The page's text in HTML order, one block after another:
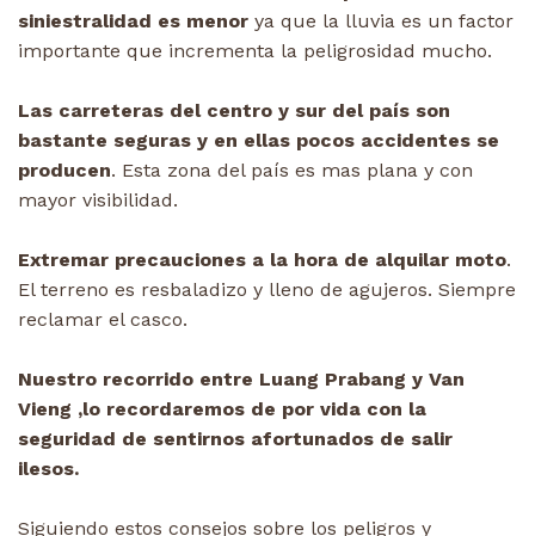
siniestralidad es menor ya que la lluvia es un factor
importante que incrementa la peligrosidad mucho.
Las carreteras del centro y sur del país son
bastante seguras y en ellas pocos accidentes se
producen. Esta zona del país es mas plana y con
mayor visibilidad.
Extremar precauciones a la hora de alquilar moto.
El terreno es resbaladizo y lleno de agujeros. Siempre
reclamar el casco.
Nuestro recorrido entre Luang Prabang y Van
Vieng ,lo recordaremos de por vida con la
seguridad de sentirnos afortunados de salir
ilesos.
Siguiendo estos consejos sobre los peligros y